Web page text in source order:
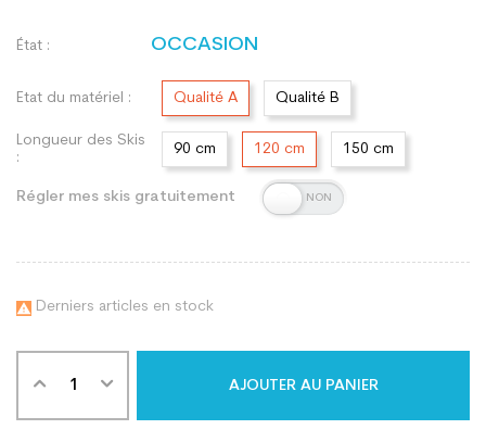
État : OCCASION
Etat du matériel : Qualité A Qualité B
Longueur des Skis
:
90 cm 120 cm 150 cm
Régler mes skis gratuitement
 Derniers articles en stock
AJOUTER AU PANIER